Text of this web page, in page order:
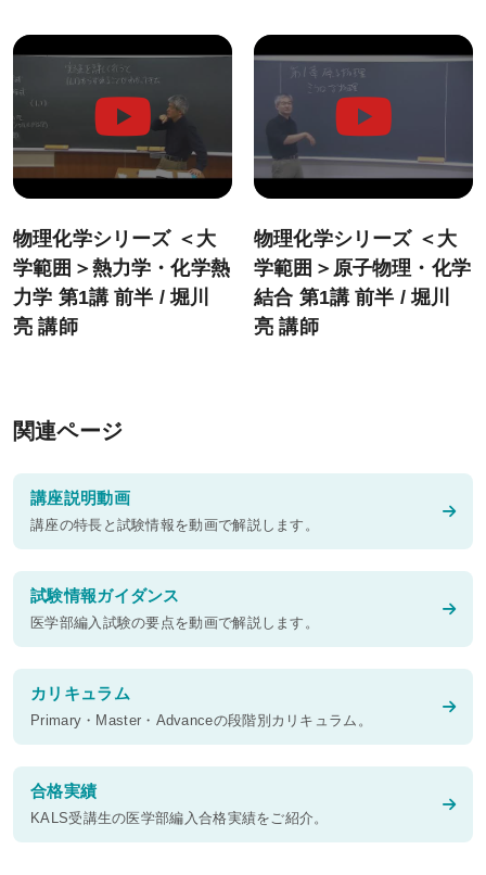
物理化学シリーズ ＜大
学範囲＞熱力学・化学熱
力学 第1講 前半 / 堀川
亮 講師
物理化学シリーズ ＜大
学範囲＞原子物理・化学
結合 第1講 前半 / 堀川
亮 講師
関連ページ
講座説明動画
講座の特長と試験情報を動画で解説します。
試験情報ガイダンス
医学部編入試験の要点を動画で解説します。
カリキュラム
Primary・Master・Advanceの段階別カリキュラム。
合格実績
KALS受講生の医学部編入合格実績をご紹介。